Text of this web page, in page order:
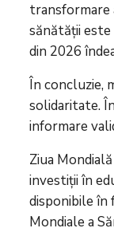
transformare
sănătății este
din 2026
În concluzie,
solidaritate.
informare
Ziua
investiții în
disponibile în
Mondiale a